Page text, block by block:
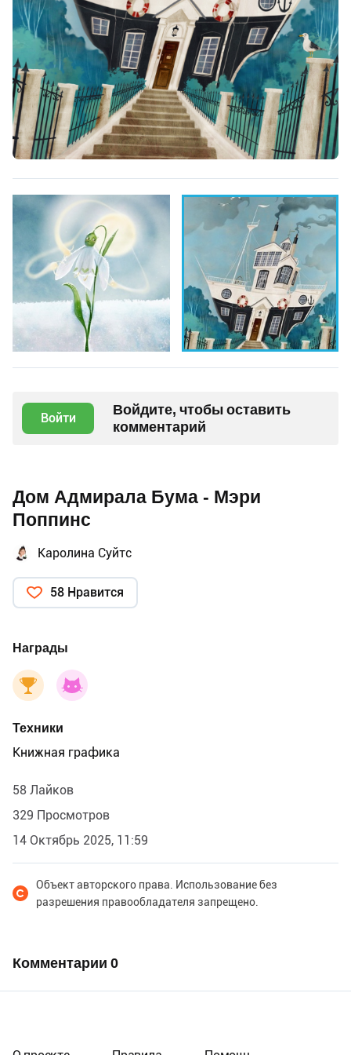
Войти
Войдите, чтобы оставить
комментарий
Дом Адмирала Бума - Мэри
Поппинс
Каролина Суйтс
58 Нравится
Награды
Техники
Книжная графика
58 Лайков
329 Просмотров
14 Октябрь 2025, 11:59
Объект авторского права. Использование без
разрешения правообладателя запрещено.
Комментарии 0